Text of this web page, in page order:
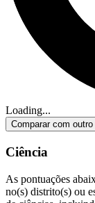
Loading...
Comparar com
Ciência
As pontuações
no(s) distrito(s) ou